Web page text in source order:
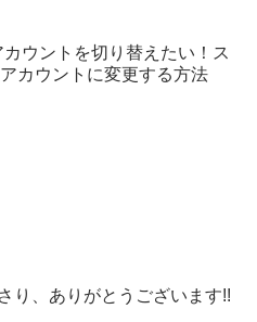
ウントを切り替えたい！ス
カウントに変更する方法
り、ありがとうございます!!